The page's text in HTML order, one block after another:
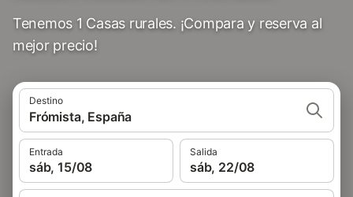
Tenemos 1 Casas rurales. ¡Compara y reserva al
mejor precio!
Destino
Frómista, España
Entrada
sáb, 15/08
Salida
sáb, 22/08